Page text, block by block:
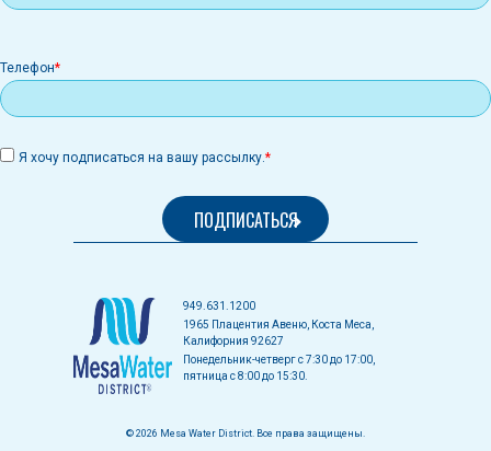
Телефон
Я хочу подписаться на вашу рассылку.
949.631.1200
1965 Плацентия Авеню, Коста Меса,
Калифорния 92627
Понедельник-четверг с 7:30 до 17:00,
пятница с 8:00 до 15:30.
© 2026 Mesa Water District. Все права защищены.